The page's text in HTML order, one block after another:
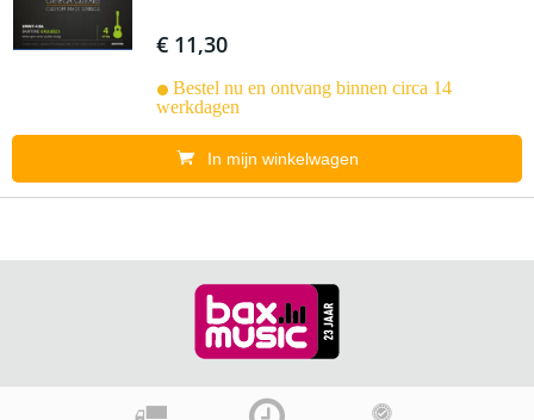
€ 11,30
Bestel nu en ontvang binnen circa 14
werkdagen
In mijn winkelwagen